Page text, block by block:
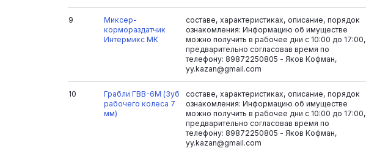
9
Миксер-
кормораздатчик
Интермикс МК
составе, характеристиках, описание, порядок
ознакомления: Информацию об имуществе
можно получить в рабочее дни с 10:00 до 17:00,
предварительно согласовав время по
телефону: 89872250805 - Яков Кофман,
yy.kazan@gmail.com
10
Грабли ГВВ-6М (Зуб
рабочего колеса 7
мм)
составе, характеристиках, описание, порядок
ознакомления: Информацию об имуществе
можно получить в рабочее дни с 10:00 до 17:00,
предварительно согласовав время по
телефону: 89872250805 - Яков Кофман,
yy.kazan@gmail.com